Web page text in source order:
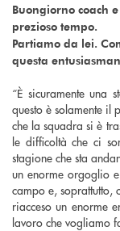
Buongiorno coach
prezioso tempo.
Partiamo da lei.
questa
“È sicuramente una
questo è solamente il
che la squadra si è
le difficoltà che ci
stagione che sta
un enorme orgoglio
campo e,
riacceso un enorme
lavoro che vogliamo